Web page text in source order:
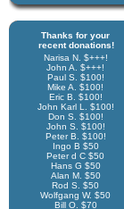
Thanks for your
recent donations!
Narisa N. $+++!
John A. $+++!
Paul S. $100!
Mike A. $100!
Eric B. $100!
John Karl L. $100!
Don S. $100!
John S. $100!
Peter B. $100!
Ingo B $50
Peter d C $50
Hans G $50
Alan M. $50
Rod S. $50
Wolfgang W. $50
Bill O. $70